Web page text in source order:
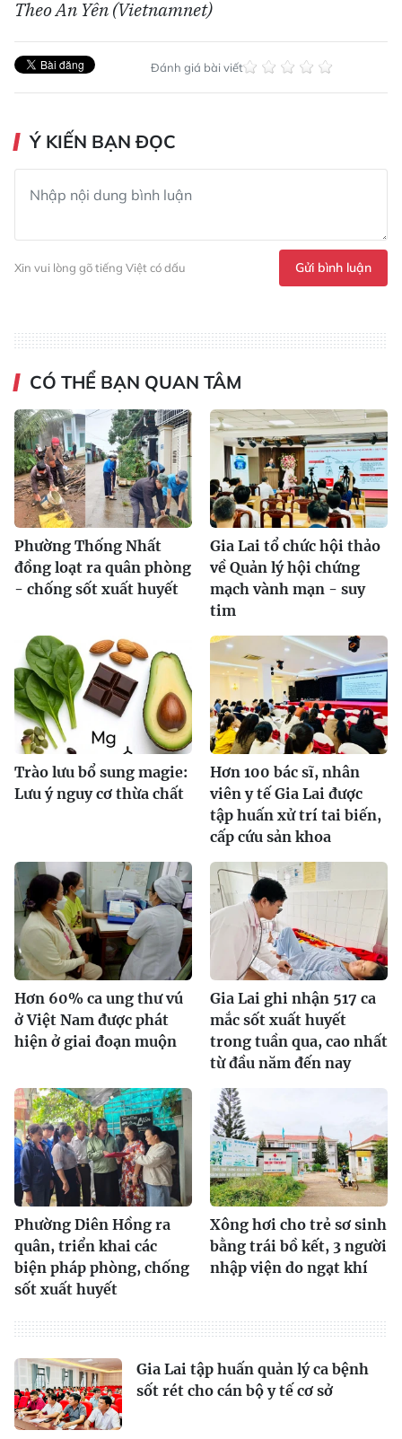
Theo An Yên (Vietnamnet)
Đánh giá bài viết
Ý KIẾN BẠN ĐỌC
Xin vui lòng gõ tiếng Việt có dấu Gửi bình luận
CÓ THỂ BẠN QUAN TÂM
Phường Thống Nhất
đồng loạt ra quân phòng
- chống sốt xuất huyết
Gia Lai tổ chức hội thảo
về Quản lý hội chứng
mạch vành mạn - suy
tim
Trào lưu bổ sung magie:
Lưu ý nguy cơ thừa chất
Hơn 100 bác sĩ, nhân
viên y tế Gia Lai được
tập huấn xử trí tai biến,
cấp cứu sản khoa
Hơn 60% ca ung thư vú
ở Việt Nam được phát
hiện ở giai đoạn muộn
Gia Lai ghi nhận 517 ca
mắc sốt xuất huyết
trong tuần qua, cao nhất
từ đầu năm đến nay
Phường Diên Hồng ra
quân, triển khai các
biện pháp phòng, chống
sốt xuất huyết
Xông hơi cho trẻ sơ sinh
bằng trái bồ kết, 3 người
nhập viện do ngạt khí
Gia Lai tập huấn quản lý ca bệnh
sốt rét cho cán bộ y tế cơ sở